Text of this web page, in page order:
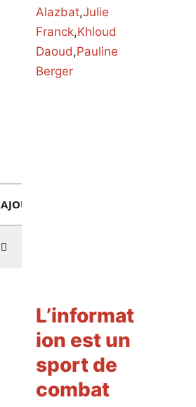
AJOUTER AU PANIER
Alazbat,Julie
Franck,Khloud
Daoud,Pauline
Berger
L’informat
ion est un
sport de
combat